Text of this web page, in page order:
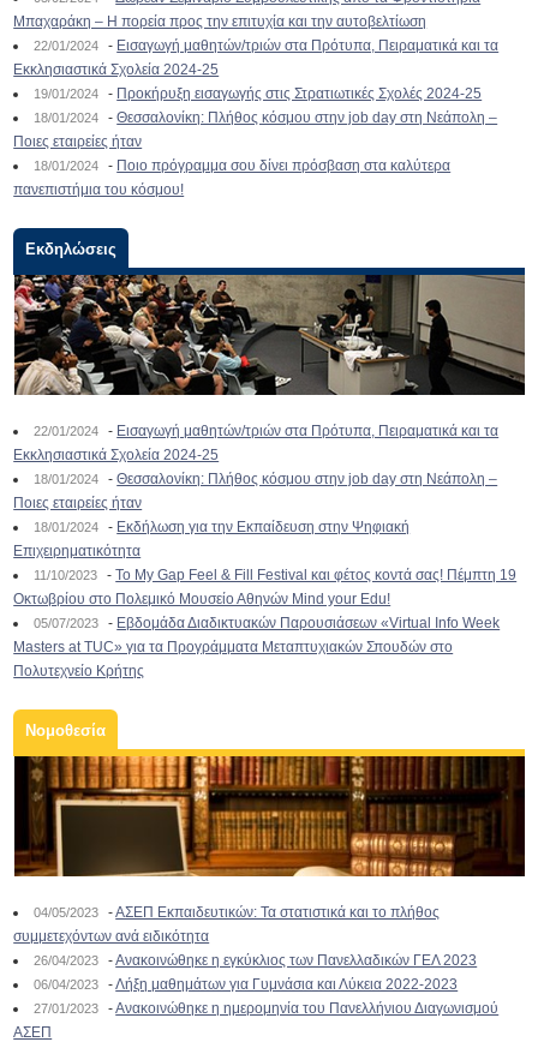
Μπαχαράκη – Η πορεία προς την επιτυχία και την αυτοβελτίωση
22/01/2024 - Εισαγωγή μαθητών/τριών στα Πρότυπα, Πειραματικά και τα
Εκκλησιαστικά Σχολεία 2024-25
19/01/2024 - Προκήρυξη εισαγωγής στις Στρατιωτικές Σχολές 2024-25
18/01/2024 -Θεσσαλονίκη: Πλήθος κόσμου στην job day στη Νεάπολη –
Ποιες εταιρείες ήταν
18/01/2024 - Ποιο πρόγραμμα σου δίνει πρόσβαση στα καλύτερα
πανεπιστήμια του κόσμου!
Εκδηλώσεις
22/01/2024 - Εισαγωγή μαθητών/τριών στα Πρότυπα, Πειραματικά και τα
Εκκλησιαστικά Σχολεία 2024-25
18/01/2024 -Θεσσαλονίκη: Πλήθος κόσμου στην job day στη Νεάπολη –
Ποιες εταιρείες ήταν
18/01/2024 - Εκδήλωση για την Εκπαίδευση στην Ψηφιακή
Επιχειρηματικότητα
11/10/2023 -To My Gap Feel & Fill Festival και φέτος κοντά σας! Πέμπτη 19
Οκτωβρίου στο Πολεμικό Μουσείο Αθηνών Mind your Edu!
05/07/2023 - Εβδομάδα Διαδικτυακών Παρουσιάσεων «Virtual Info Week
Masters at TUC» για τα Προγράμματα Μεταπτυχιακών Σπουδών στο
Πολυτεχνείο Κρήτης
Νομοθεσία
04/05/2023 -ΑΣΕΠ Εκπαιδευτικών: Τα στατιστικά και το πλήθος
συμμετεχόντων ανά ειδικότητα
26/04/2023 -Ανακοινώθηκε η εγκύκλιος των Πανελλαδικών ΓΕΛ 2023
06/04/2023 -Λήξη μαθημάτων για Γυμνάσια και Λύκεια 2022-2023
27/01/2023 -Ανακοινώθηκε η ημερομηνία του Πανελλήνιου Διαγωνισμού
ΑΣΕΠ